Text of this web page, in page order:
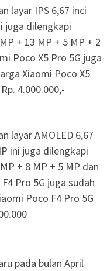
layar IPS 6,67 inci
juga dilengkapi
+ 13 MP + 5 MP + 2
Poco X5 Pro 5G juga
Xiaomi Poco X5
4.000.000,-
layar AMOLED 6,67
ini juga dilengkapi
+ 8 MP + 5 MP dan
Pro 5G juga sudah
Poco F4 Pro 5G
pada bulan April